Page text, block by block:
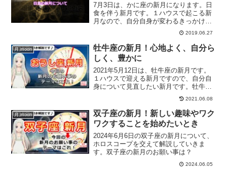
7月3日は、かに座の新月になります。日
食を伴う新月です。１ハウスで起こる新
月なので、自分自身が変わるきっかけと
なる新月と言えるでしょう。かに座の日
食新月について、ホロスコープを交えて
解説します。
2019.06.27
月 moon
牡牛座の新月！心地よく、自分ら
しく、豊かに
2021年5月12日は、牡牛座の新月です。
１ハウスで迎える新月ですので、自分自
身について見直したい新月です。牡牛座
の新月の詳細、過ごし方、お願い事など
をホロスコープを交えて解説していきま
す。
2021.06.08
月 moon
双子座の新月！新しい趣味やワク
ワクすることを始めたいとき
2024年6月6日の双子座の新月について、
ホロスコープを交えて解説していきま
す。双子座の新月のお願い事は？
2024.06.05